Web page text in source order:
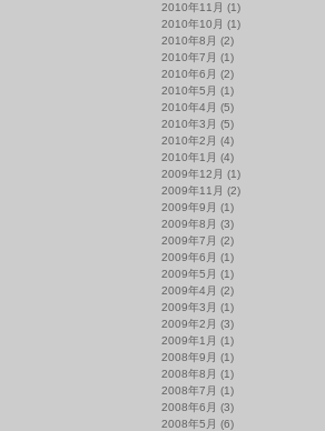
2010年11月 (1)
2010年10月 (1)
2010年8月 (2)
2010年7月 (1)
2010年6月 (2)
2010年5月 (1)
2010年4月 (5)
2010年3月 (5)
2010年2月 (4)
2010年1月 (4)
2009年12月 (1)
2009年11月 (2)
2009年9月 (1)
2009年8月 (3)
2009年7月 (2)
2009年6月 (1)
2009年5月 (1)
2009年4月 (2)
2009年3月 (1)
2009年2月 (3)
2009年1月 (1)
2008年9月 (1)
2008年8月 (1)
2008年7月 (1)
2008年6月 (3)
2008年5月 (6)